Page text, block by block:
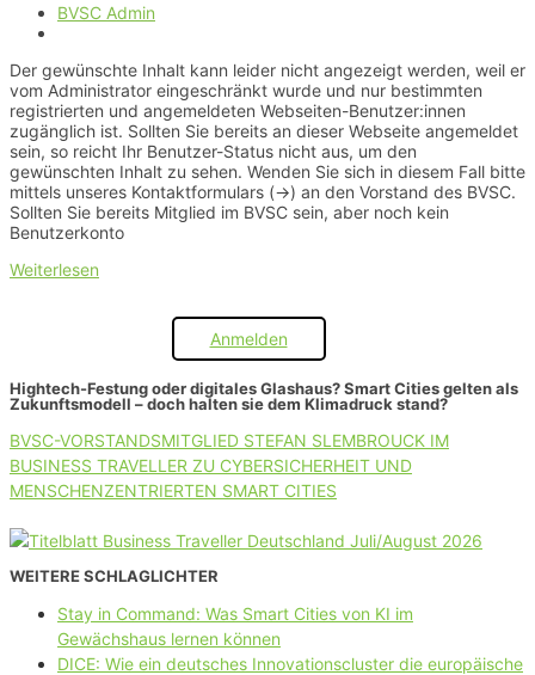
BVSC Admin
Der gewünschte Inhalt kann leider nicht angezeigt werden, weil er
vom Administrator eingeschränkt wurde und nur bestimmten
registrierten und angemeldeten Webseiten-Benutzer:innen
zugänglich ist. Sollten Sie bereits an dieser Webseite angemeldet
sein, so reicht Ihr Benutzer-Status nicht aus, um den
gewünschten Inhalt zu sehen. Wenden Sie sich in diesem Fall bitte
mittels unseres Kontaktformulars (->) an den Vorstand des BVSC.
Sollten Sie bereits Mitglied im BVSC sein, aber noch kein
Benutzerkonto
Weiterlesen
Anmelden
Hightech-Festung oder digitales Glashaus? Smart Cities gelten als
Zukunftsmodell – doch halten sie dem Klimadruck stand?
BVSC-VORSTANDSMITGLIED STEFAN SLEMBROUCK IM
BUSINESS TRAVELLER ZU CYBERSICHERHEIT UND
MENSCHENZENTRIERTEN SMART CITIES
WEITERE SCHLAGLICHTER
Stay in Command: Was Smart Cities von KI im
Gewächshaus lernen können
DICE: Wie ein deutsches Innovationscluster die europäische